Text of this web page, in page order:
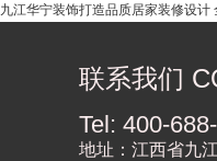
九江华宁装饰打造品质居家装修设计
联系我们
Tel: 400-
地址：江西省九